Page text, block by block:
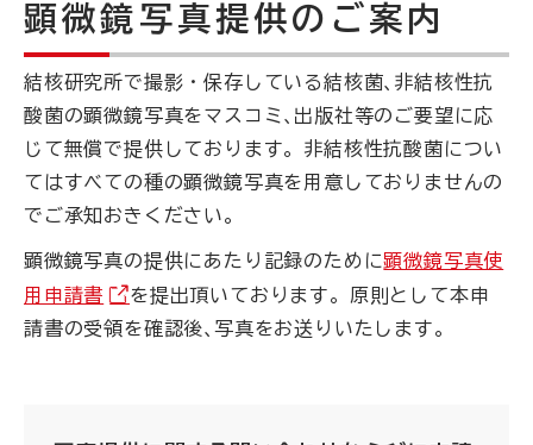
顕微鏡写真提供のご案内
結核研究所で撮影・保存している結核菌､非結核性抗
酸菌の顕微鏡写真をマスコミ､出版社等のご要望に応
じて無償で提供しております。非結核性抗酸菌につい
てはすべての種の顕微鏡写真を用意しておりませんの
でご承知おきください。
顕微鏡写真の提供にあたり記録のために顕微鏡写真使
用申請書
を提出頂いております。原則として本申
請書の受領を確認後､写真をお送りいたします。